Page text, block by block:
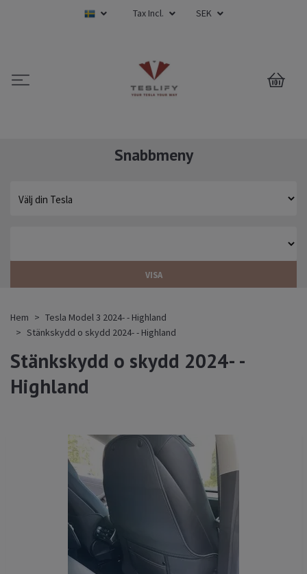
Tax Incl. SEK
0
Snabbmeny
VISA
Hem
Tesla Model 3 2024- - Highland
Stänkskydd o skydd 2024- - Highland
Stänkskydd o skydd 2024- -
Highland